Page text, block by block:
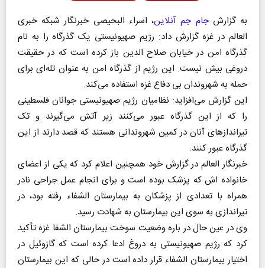
به گزارشجام جم آنلاین، اسراء البحیصی خبرنگار شبکه خبری
العالم در غزه گزارش داد: رژیم صهیونیستی یک گذرگاه را به نام
گذرگاه امن در خیابان صلاح الدین باز کرده است که در حقیقت
دروغی بیش نیست. این رژیم از گذرگاه امن به عنوان تله‌ای برای
حمله به شهروندان بی دفاع غزه استفاده می‌کند.
این گزارش می‌افزاید: نظامیان رژیم صهیونیستی جوانان فلسطینی
را که از این گذرگاه عبور می‌کنند زیر آتش می‌گیرند و تک
تیرانداز‌های آنان در کمین شهروندانی هستند که قصد دارند از این
گذرگاه عبور کنند.
خبرنگار العالم در گزارش خود همچنین اعلام کرد که یکی از اعضای
خانواده اش که پزشک بوده است و برای انجام عمل جراحی نادر
همراه با تعدادی از پزشکان به بیمارستان الشفاء رفته بود، در
تیراندازی به سوی این بیمارستان به شهادت رسید.
وی در عین حال در باره وضعیت سوخت بیمارستان الشفا غزه تأکید
کرد که رژیم صهیونیستی به دروغ ادعا کرده است که گازوئیل در
اختیار بیمارستان الشفاء قرار داده است در حالی که این بیمارستان